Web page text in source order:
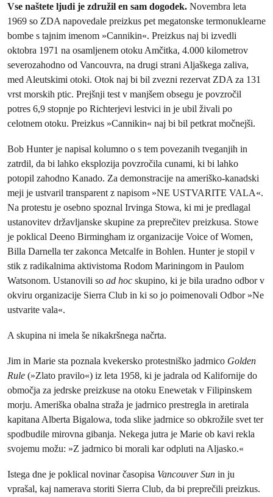
Vse naštete ljudi je združil en sam dogodek. Novembra leta
1969 so ZDA napovedale preizkus pet megatonske termonuklearne
bombe s tajnim imenom »Cannikin«. Preizkus naj bi izvedli
oktobra 1971 na osamljenem otoku Amčitka, 4.000 kilometrov
severozahodno od Vancouvra, na drugi strani Aljaškega zaliva,
med Aleutskimi otoki. Otok naj bi bil zvezni rezervat ZDA za 131
vrst morskih ptic. Prejšnji test v manjšem obsegu je povzročil
potres 6,9 stopnje po Richterjevi lestvici in je ubil živali po
celotnem otoku. Preizkus »Cannikin« naj bi bil petkrat močnejši.
Bob Hunter je napisal kolumno o s tem povezanih tveganjih in
zatrdil, da bi lahko eksplozija povzročila cunami, ki bi lahko
potopil zahodno Kanado. Za demonstracije na ameriško‑kanadski
meji je ustvaril transparent z napisom »NE USTVARITE VALA«.
Na protestu je osebno spoznal Irvinga Stowa, ki mi je predlagal
ustanovitev državljanske skupine za preprečitev preizkusa. Stowe
je poklical Deeno Birmingham iz organizacije Voice of Women,
Billa Darnella ter zakonca Metcalfe in Bohlen. Hunter je stopil v
stik z radikalnima aktivistoma Rodom Mariningom in Paulom
Watsonom. Ustanovili so ad hoc skupino, ki je bila uradno odbor v
okviru organizacije Sierra Club in ki so jo poimenovali Odbor »Ne
ustvarite vala«.
A skupina ni imela še nikakršnega načrta.
Jim in Marie sta poznala kvekersko protestniško jadrnico Golden
Rule (»Zlato pravilo«) iz leta 1958, ki je jadrala od Kalifornije do
območja za jedrske preizkuse na otoku Enewetak v Filipinskem
morju. Ameriška obalna straža je jadrnico prestregla in aretirala
kapitana Alberta Bigalowa, toda slike jadrnice so obkrožile svet ter
spodbudile mirovna gibanja. Nekega jutra je Marie ob kavi rekla
svojemu možu: »Z jadrnico bi morali kar odpluti na Aljasko.«
Istega dne je poklical novinar časopisa Vancouver Sun in ju
vprašal, kaj namerava storiti Sierra Club, da bi preprečili preizkus.